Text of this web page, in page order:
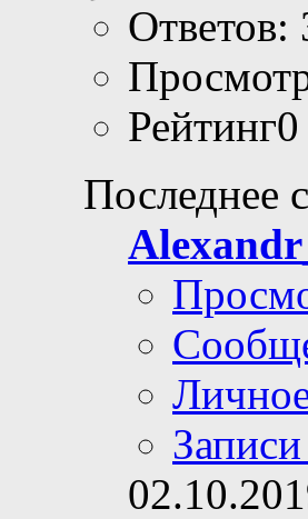
Ответов:
Последнее